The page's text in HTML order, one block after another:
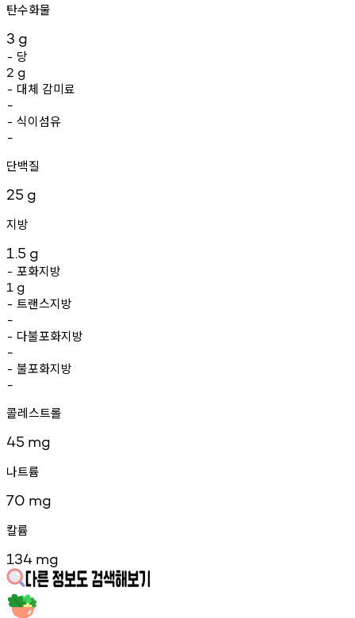
탄수화물
3 g
- 당
2 g
- 대체 감미료
-
- 식이섬유
-
단백질
25 g
지방
1.5 g
- 포화지방
1 g
- 트랜스지방
-
- 다불포화지방
-
- 불포화지방
-
콜레스트롤
45 mg
나트륨
70 mg
칼륨
134 mg